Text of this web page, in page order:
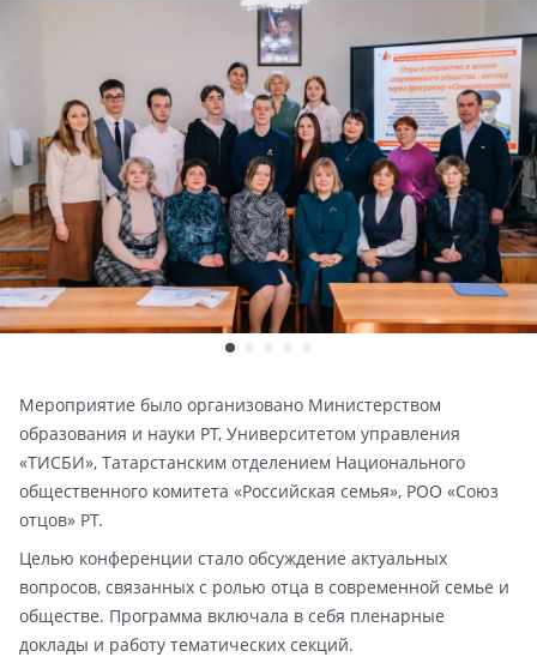
Мероприятие было организовано Министерством
образования и науки РТ, Университетом управления
«ТИСБИ», Татарстанским отделением Национального
общественного комитета «Российская семья», РОО «Союз
отцов» РТ.
Целью конференции стало обсуждение актуальных
вопросов, связанных с ролью отца в современной семье и
обществе. Программа включала в себя пленарные
доклады и работу тематических секций.